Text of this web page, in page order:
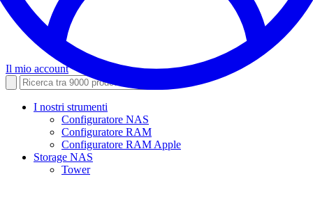
Il mio account
I nostri strumenti
Configuratore NAS
Configuratore RAM
Configuratore RAM Apple
Storage NAS
Tower